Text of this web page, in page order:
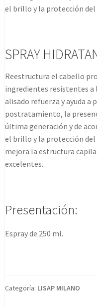
el brillo y la protección del
SPRAY
Reestructura el cabello
ingredientes resistentes
alisado refuerza y ayuda a
postratamiento, la
última generación y de
el brillo y la protección del
mejora la estructura
excelentes.
Presentación:
Espray de 250 ml.
Categoría: LISAP MILANO